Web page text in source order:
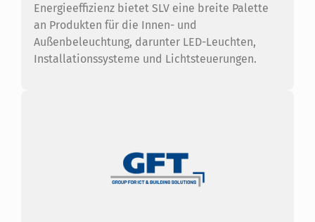
Energieeffizienz bietet SLV eine breite Palette
an Produkten für die Innen- und
Außenbeleuchtung, darunter LED-Leuchten,
Installationssysteme und Lichtsteuerungen.